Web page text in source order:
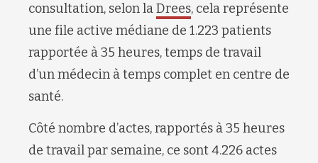
consultation, selon laDrees, cela représente
une file active médiane de 1.223 patients
rapportée à 35 heures, temps de travail
d’un médecin à temps complet en centre de
santé.
Côté nombre d’actes, rapportés à 35 heures
de travail par semaine, ce sont 4.226 actes